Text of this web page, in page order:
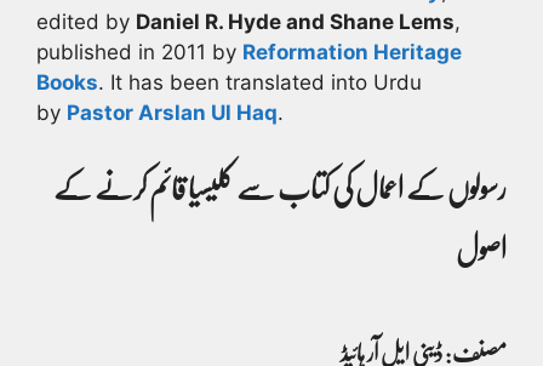
edited by Daniel R. Hyde and Shane Lems,
published in 2011 by Reformation Heritage
Books. It has been translated into Urdu
by Pastor Arslan Ul Haq.
رسولوں کے اعمال کی کتاب سے کلیسیا قائم کرنے کے
اصول
مصنف: ڈینی ایل آر ہائیڈ